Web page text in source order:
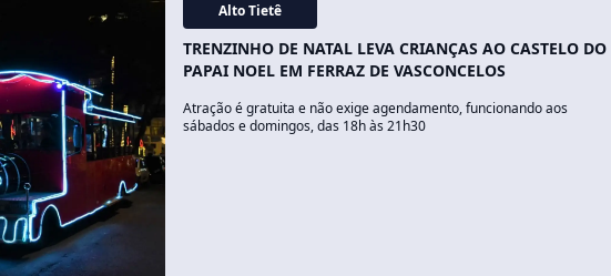
Alto Tietê
TRENZINHO DE NATAL LEVA CRIANÇAS AO CASTELO DO
PAPAI NOEL EM FERRAZ DE VASCONCELOS
Atração é gratuita e não exige agendamento, funcionando aos
sábados e domingos, das 18h às 21h30